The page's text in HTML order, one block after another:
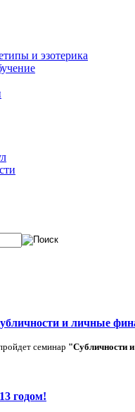
и эзотерика
и личные
семинар "Субличности
годом!